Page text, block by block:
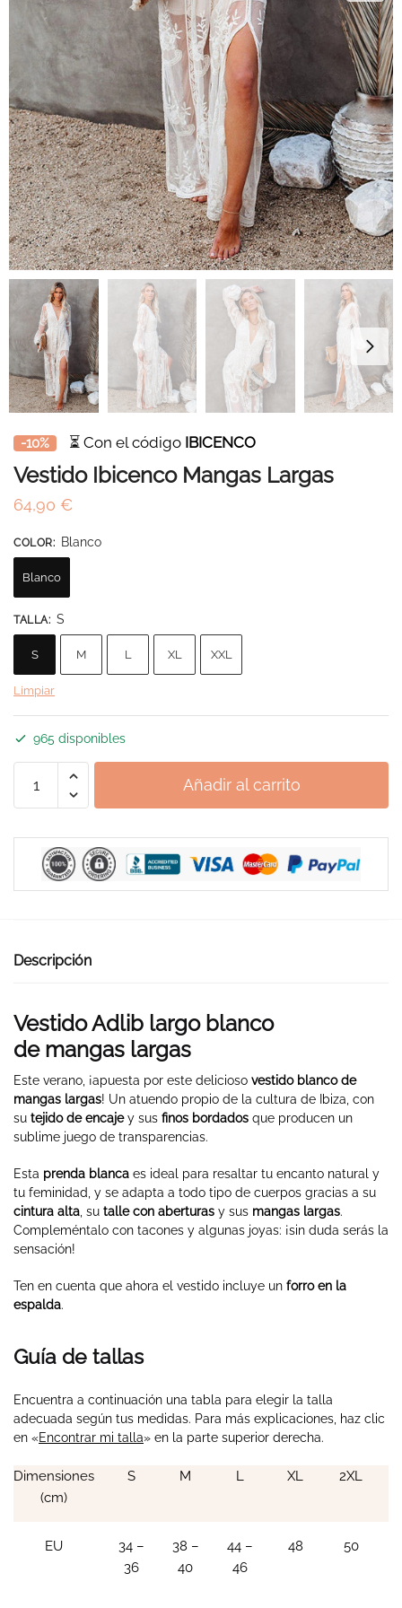
-10% ⏳ Con el código IBICENCO
Vestido Ibicenco Mangas Largas
64,90 €
COLOR: Blanco
Blanco
TALLA: S
S M L XL XXL
Limpiar
965 disponibles
Ibicenco
Largas
cantidad
Añadir al carrito
Descripción
Vestido Adlib largo blanco
de mangas largas
Este verano, ¡apuesta por este delicioso vestido blanco de
mangas largas! Un atuendo propio de la cultura de Ibiza, con
su tejido de encajey sus finos bordados que producen un
sublime juego de transparencias.
Esta prenda blanca es ideal para resaltar tu encanto natural y
tu feminidad, y se adapta a todo tipo de cuerpos gracias a su
cintura alta, su talle con aberturas y sus mangas largas.
Compleméntalo con tacones y algunas joyas: ¡sin duda serás la
sensación!
Ten en cuenta que ahora el vestido incluye un forro en la
espalda.
Guía de tallas
Encuentra a continuación una tabla para elegir la talla
adecuada según tus medidas. Para más explicaciones, haz clic
en «Encontrar mi talla» en la parte superior derecha.
Dimensiones
(cm)
S M L XL 2XL
EU
34 –
36
38 –
40
44 –
46
48 50